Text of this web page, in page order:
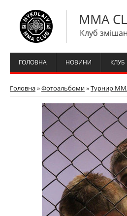
MMA
Клуб
ГОЛОВНА НОВИНИ КЛУБ
Головна»Фотоальбоми»Турнир